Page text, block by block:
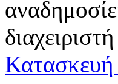
Κατασκευή